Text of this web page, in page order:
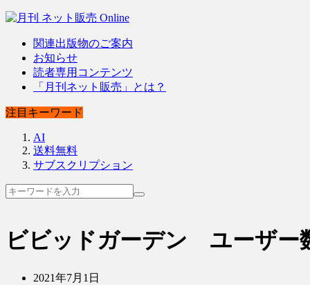
関連出版物のご案内
お知らせ
読者専用コンテンツ
「月刊ネット販売」とは？
注目キーワード
AI
送料無料
サブスクリプション
ビビッドガーデン ユーザー
2021年7月1日